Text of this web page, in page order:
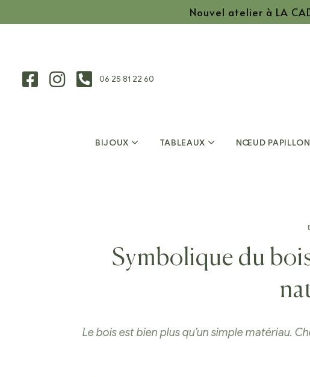
Nouvel atelier à LA
06 25 81 22 60
BIJOUX TABLEAUX NŒUD PAPILLON
Symbolique du
Le bois est bien plus qu’un simple matériau.